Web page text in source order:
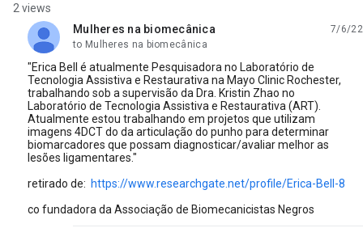
2 views
Mulheres na biomecânica
unread,
7/6/22
to Mulheres na biomecânica
"Erica Bell é atualmente Pesquisadora no Laboratório de
Tecnologia Assistiva e Restaurativa na Mayo Clinic Rochester,
trabalhando sob a supervisão da Dra. Kristin Zhao no
Laboratório de Tecnologia Assistiva e Restaurativa (ART).
Atualmente estou trabalhando em projetos que utilizam
imagens 4DCT do da articulação do punho para determinar
biomarcadores que possam diagnosticar/avaliar melhor as
lesões ligamentares."
retirado de: https://www.researchgate.net/profile/Erica-Bell-8
co fundadora da Associação de Biomecanicistas Negros